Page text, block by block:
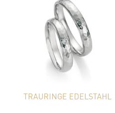
TRAURINGE EDELSTAHL